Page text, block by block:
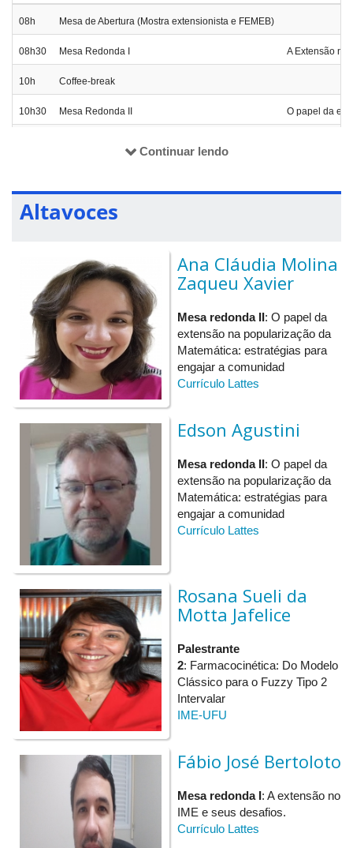
Registros:https://comunica.ufu.br/ufu-em-
imagens/2025/10/feira-de-matematica-da-educacao-basica-e-
2deg-mostra-extensionista-do-ime
Notícia:https://comunica.ufu.br/noticias/2025/10/matematica-
em-movimento-universidade-realiza-ii-mostra-extensionista-e-
1a-feira
08h Mesa de Abertura (Mostra extensionista e FEMEB)
08h30 Mesa Redonda I A Extensão no
10h Coffee-break
10h30 Mesa Redonda II O papel da
15h30
Encerramento (FEMEB e
Continuar lendo
Altavoces
Ana Cláudia Molina
Zaqueu Xavier
Mesa redonda II: O papel da
extensão na popularização da
Matemática: estratégias para
engajar a comunidad
Currículo Lattes
Edson Agustini
Mesa redonda II: O papel da
extensão na popularização da
Matemática: estratégias para
engajar a comunidad
Currículo Lattes
Rosana Sueli da
Motta Jafelice
Palestrante
2: Farmacocinética: Do Modelo
Clássico para o Fuzzy Tipo 2
Intervalar
IME-UFU
Fábio José Bertoloto
Mesa redonda I: A extensão no
IME e seus desafios.
Currículo Lattes